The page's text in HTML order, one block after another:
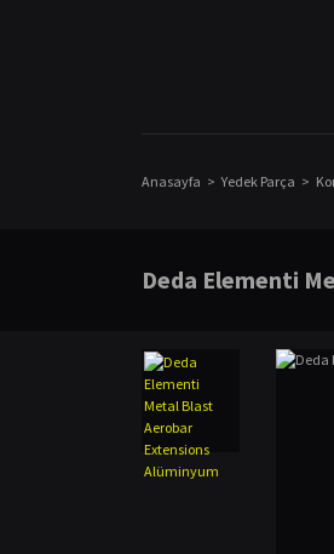
Anasayfa Yedek Parça
Deda Elementi